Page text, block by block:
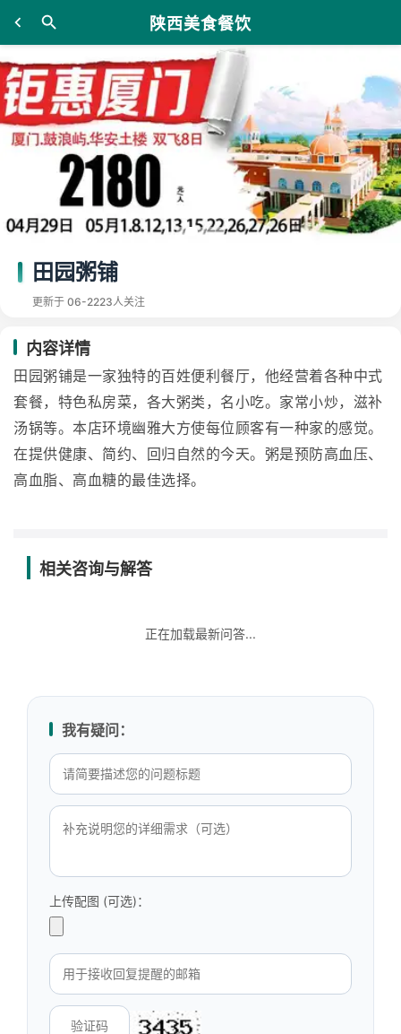
陕西美食餐饮
田园粥铺
更新于 06-2223人关注
内容详情
田园粥铺是一家独特的百姓便利餐厅，他经营着各种中式
套餐，特色私房菜，各大粥类，名小吃。家常小炒，滋补
汤锅等。本店环境幽雅大方使每位顾客有一种家的感觉。
在提供健康、简约、回归自然的今天。粥是预防高血压、
高血脂、高血糖的最佳选择。
相关咨询与解答
正在加载最新问答...
我有疑问：
上传配图 (可选)：